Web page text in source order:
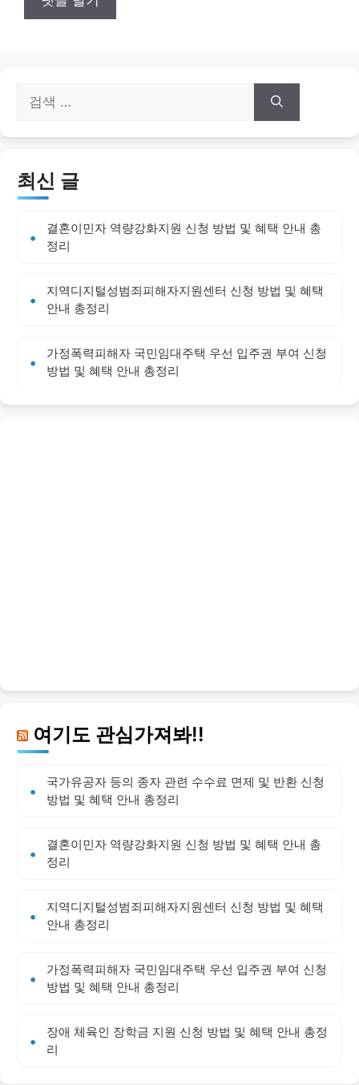
색:
최신 글
결혼이민자 역량강화지원 신청 방법 및 혜택 안내 총
정리
지역디지털성범죄피해자지원센터 신청 방법 및 혜택
안내 총정리
가정폭력피해자 국민임대주택 우선 입주권 부여 신청
방법 및 혜택 안내 총정리
여기도 관심가져봐!!
국가유공자 등의 종자 관련 수수료 면제 및 반환 신청
방법 및 혜택 안내 총정리
결혼이민자 역량강화지원 신청 방법 및 혜택 안내 총
정리
지역디지털성범죄피해자지원센터 신청 방법 및 혜택
안내 총정리
가정폭력피해자 국민임대주택 우선 입주권 부여 신청
방법 및 혜택 안내 총정리
장애 체육인 장학금 지원 신청 방법 및 혜택 안내 총정
리